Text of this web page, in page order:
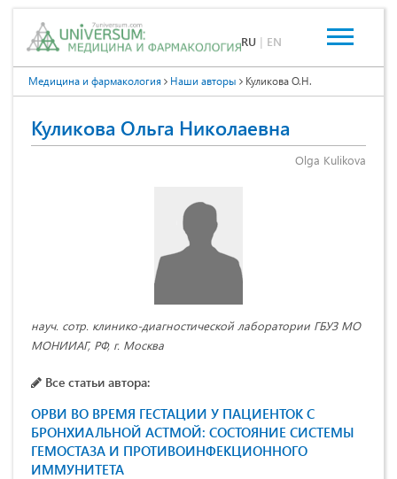
RU | EN
Медицина и фармакология Наши авторы Куликова О.Н.
Куликова Ольга Николаевна
Olga Kulikova
науч. сотр. клинико-диагностической лаборатории ГБУЗ МО
МОНИИАГ, РФ, г. Москва
Все статьи автора:
ОРВИ ВО ВРЕМЯ ГЕСТАЦИИ У ПАЦИЕНТОК С
БРОНХИАЛЬНОЙ АСТМОЙ: СОСТОЯНИЕ СИСТЕМЫ
ГЕМОСТАЗА И ПРОТИВОИНФЕКЦИОННОГО
ИММУНИТЕТА